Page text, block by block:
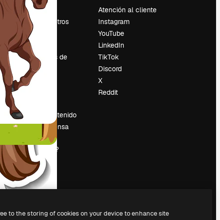
Precios
Sobre nosotros
Reviews
Empleo
Tendencias de
búsqueda
Blog
Vender contenido
Sala de prensa
¿Buscas
magnific.ai?
Atención al cliente
Instagram
YouTube
LinkedIn
TikTok
Discord
X
Reddit
to the storing of cookies on your device to enhance site